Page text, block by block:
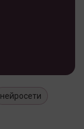
нейросети